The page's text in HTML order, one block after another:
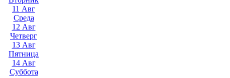
11 Авг
Среда
12 Авг
Четверг
13 Авг
Пятница
14 Авг
Суббота